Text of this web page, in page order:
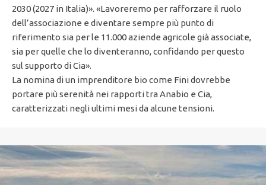
2030 (2027 in Italia)». «Lavoreremo per rafforzare il ruolo
dell’associazione e diventare sempre più punto di
riferimento sia per le 11.000 aziende agricole già associate,
sia per quelle che lo diventeranno, confidando per questo
sul supporto di Cia».
La nomina di un imprenditore bio come Fini dovrebbe
portare più serenità nei rapporti tra Anabio e Cia,
caratterizzati negli ultimi mesi da alcune tensioni.